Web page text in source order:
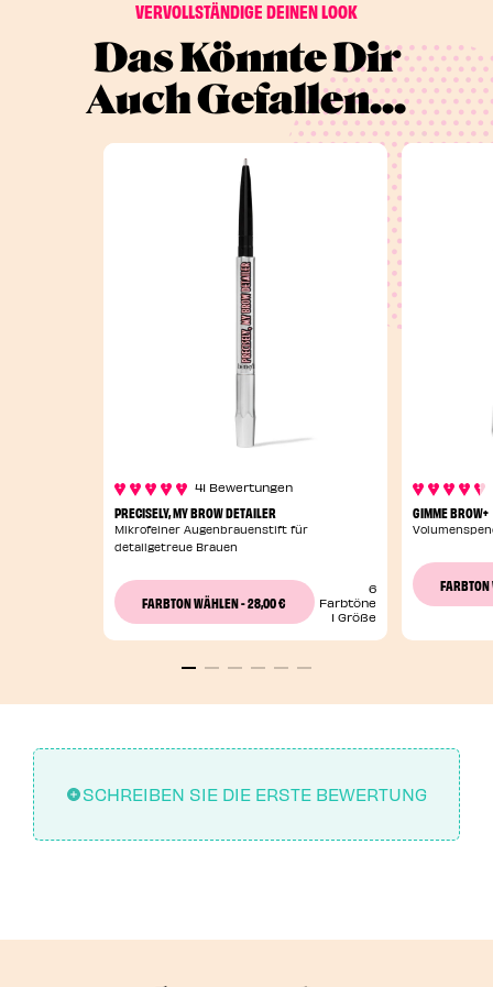
VERVOLLSTÄNDIGE DEINEN LOOK
Das Könnte Dir
Auch Gefallen...
41 Bewertungen
PRECISELY, MY BROW DETAILER
Mikrofeiner Augenbrauenstift für
detailgetreue Brauen
FARBTON WÄHLEN-28,00 €
6
Farbtöne
1 Größe
GIMME BROW+
SCHREIBEN SIE DIE ERSTE BEWERTUNG